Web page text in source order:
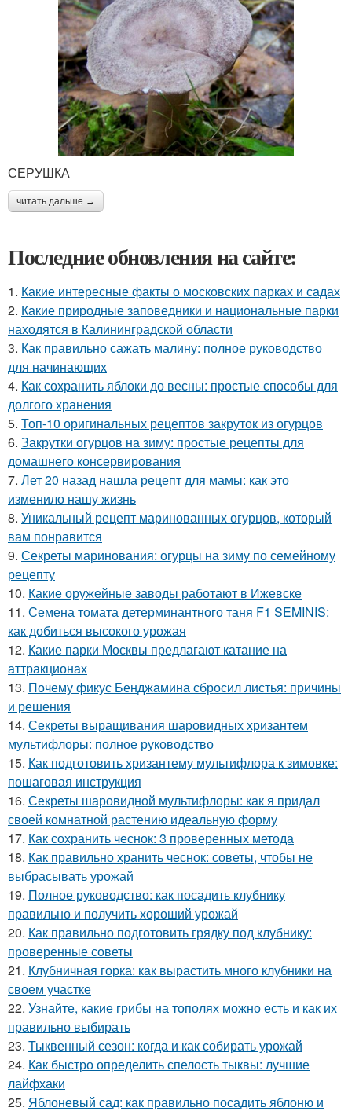
СЕРУШКА
читать дальше →
Последние обновления на сайте:
1. Какие интересные факты о московских парках и садах
2. Какие природные заповедники и национальные парки
находятся в Калининградской области
3. Как правильно сажать малину: полное руководство
для начинающих
4. Как сохранить яблоки до весны: простые способы для
долгого хранения
5. Топ-10 оригинальных рецептов закруток из огурцов
6. Закрутки огурцов на зиму: простые рецепты для
домашнего консервирования
7. Лет 20 назад нашла рецепт для мамы: как это
изменило нашу жизнь
8. Уникальный рецепт маринованных огурцов, который
вам понравится
9. Секреты маринования: огурцы на зиму по семейному
рецепту
10. Какие оружейные заводы работают в Ижевске
11. Семена томата детерминантного таня F1 SEMINIS:
как добиться высокого урожая
12. Какие парки Москвы предлагают катание на
аттракционах
13. Почему фикус Бенджамина сбросил листья: причины
и решения
14. Секреты выращивания шаровидных хризантем
мультифлоры: полное руководство
15. Как подготовить хризантему мультифлора к зимовке:
пошаговая инструкция
16. Секреты шаровидной мультифлоры: как я придал
своей комнатной растению идеальную форму
17. Как сохранить чеснок: 3 проверенных метода
18. Как правильно хранить чеснок: советы, чтобы не
выбрасывать урожай
19. Полное руководство: как посадить клубнику
правильно и получить хороший урожай
20. Как правильно подготовить грядку под клубнику:
проверенные советы
21. Клубничная горка: как вырастить много клубники на
своем участке
22. Узнайте, какие грибы на тополях можно есть и как их
правильно выбирать
23. Тыквенный сезон: когда и как собирать урожай
24. Как быстро определить спелость тыквы: лучшие
лайфхаки
25. Яблоневый сад: как правильно посадить яблоню и